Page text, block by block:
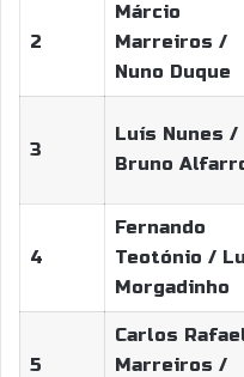
2
Márcio
Marreiros /
Nuno Duque
3
Luís Nunes /
Bruno
4
Fernando
Teotónio /
Morgadinho
5
Carlos
Marreiros /